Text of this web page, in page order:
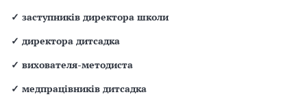
✓ заступників директора школи
✓ директора дитсадка
✓ вихователя-методиста
✓ медпрацівників дитсадка